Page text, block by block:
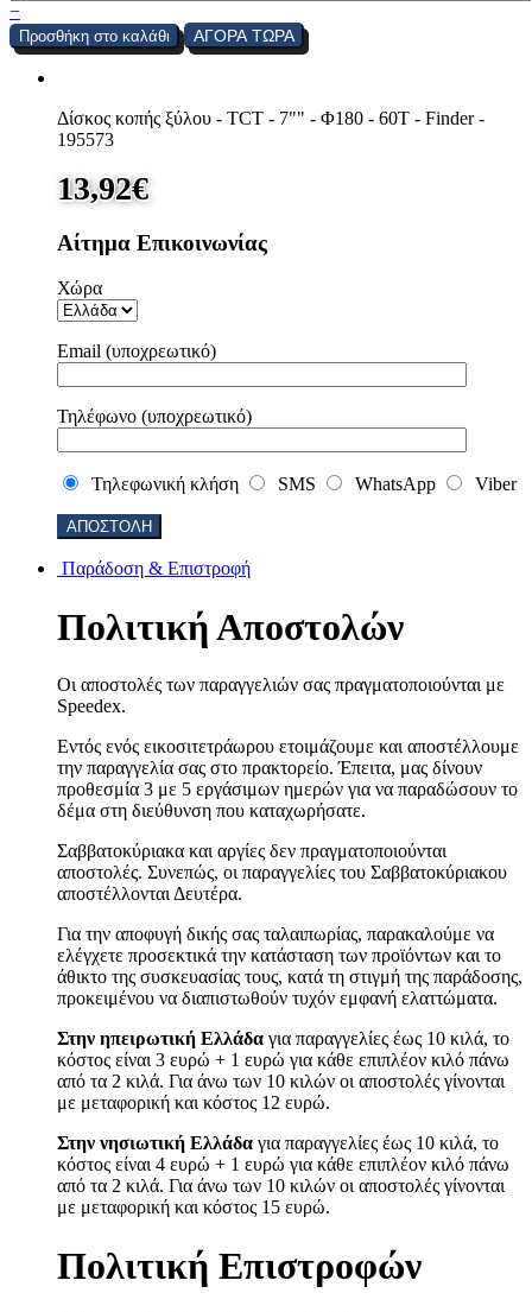
−
Προσθήκη στο καλάθι ΑΓΟΡΑ ΤΩΡΑ
Δίσκος κοπής ξύλου - TCT - 7"" - Φ180 - 60T - Finder -
195573
13,92€
Αίτημα Επικοινωνίας
Χώρα
Email (υποχρεωτικό)
Τηλέφωνο (υποχρεωτικό)
Τηλεφωνική κλήση SMS WhatsApp Viber
Παράδοση & Επιστροφή
Πολιτική Αποστολών
Οι αποστολές των παραγγελιών σας πραγματοποιούνται με
Speedex.
Εντός ενός εικοσιτετράωρου ετοιμάζουμε και αποστέλλουμε
την παραγγελία σας στο πρακτορείο. Έπειτα, μας δίνουν
προθεσμία 3 με 5 εργάσιμων ημερών για να παραδώσουν το
δέμα στη διεύθυνση που καταχωρήσατε.
Σαββατοκύριακα και αργίες δεν πραγματοποιούνται
αποστολές. Συνεπώς, οι παραγγελίες του Σαββατοκύριακου
αποστέλλονται Δευτέρα.
Για την αποφυγή δικής σας ταλαιπωρίας, παρακαλούμε να
ελέγχετε προσεκτικά την κατάσταση των προϊόντων και το
άθικτο της συσκευασίας τους, κατά τη στιγμή της παράδοσης,
προκειμένου να διαπιστωθούν τυχόν εμφανή ελαττώματα.
Στην ηπειρωτική Ελλάδα για παραγγελίες έως 10 κιλά, το
κόστος είναι 3 ευρώ + 1 ευρώ για κάθε επιπλέον κιλό πάνω
από τα 2 κιλά. Για άνω των 10 κιλών οι αποστολές γίνονται
με μεταφορική και κόστος 12 ευρώ.
Στην νησιωτική Ελλάδα για παραγγελίες έως 10 κιλά, το
κόστος είναι 4 ευρώ + 1 ευρώ για κάθε επιπλέον κιλό πάνω
από τα 2 κιλά. Για άνω των 10 κιλών οι αποστολές γίνονται
με μεταφορική και κόστος 15 ευρώ.
Πολιτική Επιστροφών